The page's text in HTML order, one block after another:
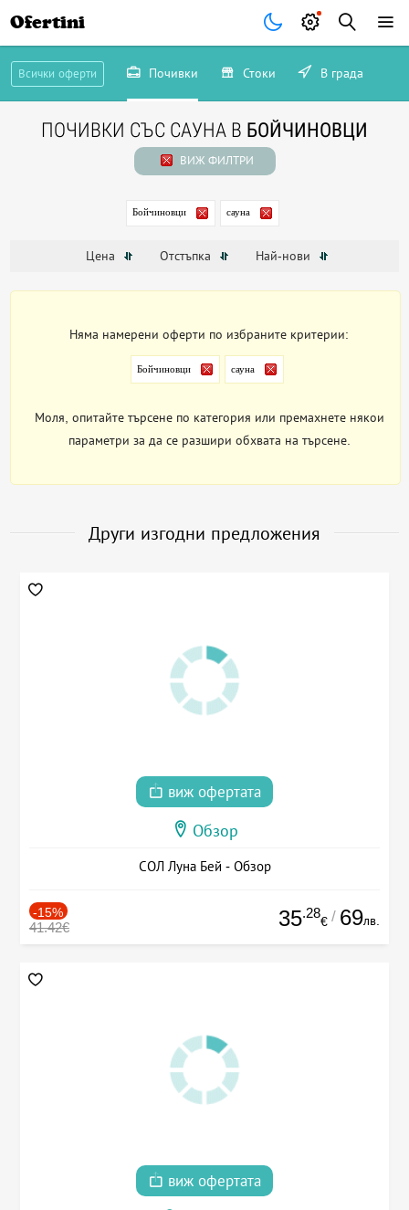
Ofertini
Всички оферти Почивки Стоки В града
ПОЧИВКИ СЪС САУНА В БОЙЧИНОВЦИ
ВИЖ ФИЛТРИ
Бойчиновци сауна
Цена Отстъпка Най-нови
Няма намерени оферти по избраните критерии:
Бойчиновци сауна
Моля, опитайте търсене по категория или премахнете някои
параметри за да се разшири обхвата на търсене.
Други изгодни предложения
виж офертата
Обзор
СОЛ Луна Бей - Обзор
-15%
41.42€ 35.28
€ / 69лв.
виж офертата